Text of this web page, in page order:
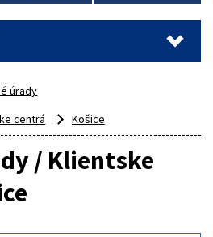
úrady
centrá
Košice
/ Klientske